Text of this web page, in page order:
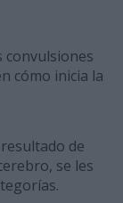
convulsiones
cómo inicia la
de
se les